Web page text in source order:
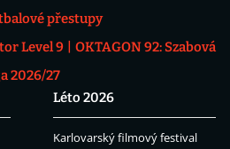
přestupy
Level 9
OKTAGON 92: Szabová
2026/27
Léto 2026
Karlovarský filmový festival